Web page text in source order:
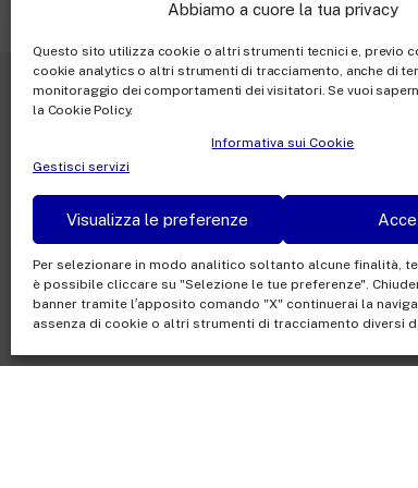
Abbiamo a cuore la tua privacy
Questo sito utilizza cookie o altri strumenti tecnici e, previo
cookie analytics o altri strumenti di tracciamento, anche di
monitoraggio dei comportamenti dei visitatori. Se vuoi
la Cookie Policy.
Informativa sui Cookie
Gestisci servizi
Visualizza le preferenze
Per selezionare in modo analitico soltanto alcune finalità,
è possibile cliccare su "Selezione le tue preferenze".
banner tramite l′apposito comando "X" continuerai la
assenza di cookie o altri strumenti di tracciamento diversi
Naviga le aree
Colonne sonore